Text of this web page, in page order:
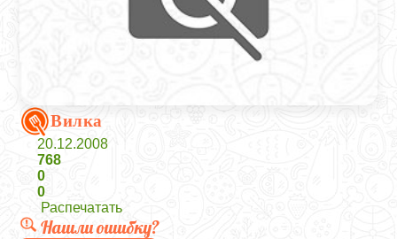
Вилка
20.12.2008
768
0
0
Распечатать
Нашли ошибку?